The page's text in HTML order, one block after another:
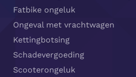
Fatbike ongeluk
Ongeval met vrachtwagen
Kettingbotsing
Schadevergoeding
Scooterongeluk